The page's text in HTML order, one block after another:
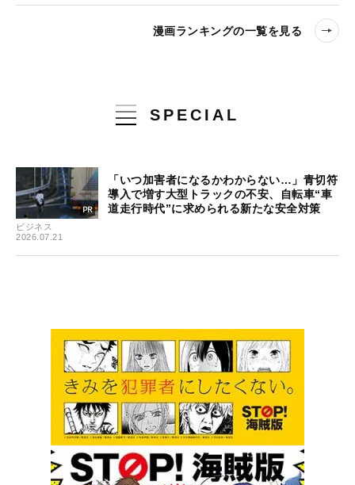
漫画ランキングの一覧を見る
SPECIAL
ビジネス
2026.07.21
「いつ加害者になるかわからない…」青切符
導入で増す大型トラックの不安、自転車“車
道走行時代”に求められる新たな安全対策